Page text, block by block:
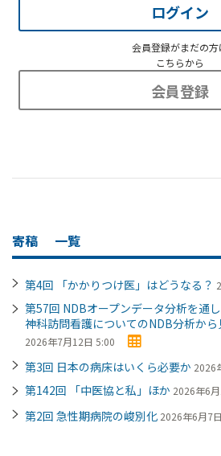
ログイン
会員登録がまだの方
こちらから
会員登録
寄稿 一覧
第4回 「かかりつけ医」はどうなる？
第57回 NDBオープンデータ分析を通
神科訪問看護についてのNDB分析か
2026年7月12日 5:00
第3回 日本の病床はいくら必要か 2026
第142回 「中医協と私」ほか 2026年6
第2回 急性期病院の峻別化 2026年6月7